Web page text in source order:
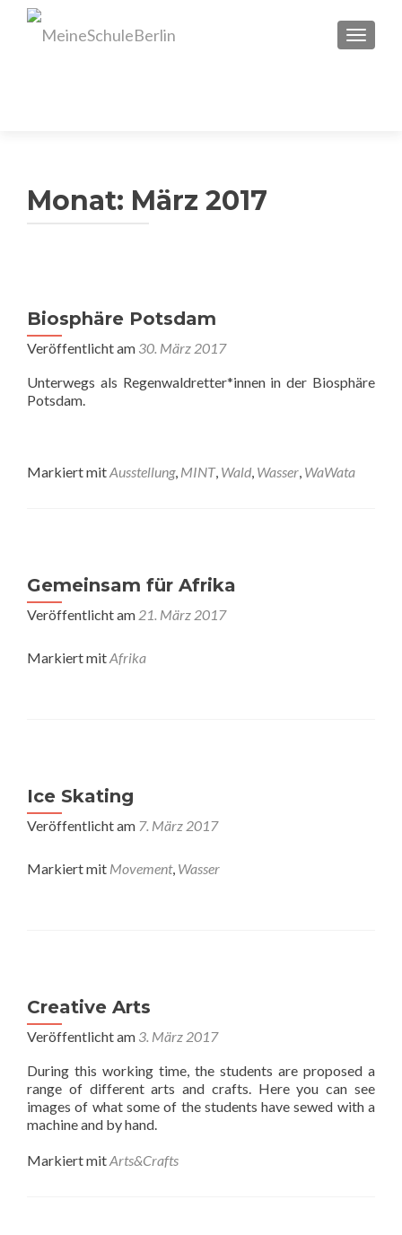
Monat: März 2017
Biosphäre Potsdam
Veröffentlicht am 30. März 2017
Unterwegs als Regenwaldretter*innen in der Biosphäre
Potsdam.
Markiert mitAusstellung, MINT, Wald, Wasser, WaWata
Gemeinsam für Afrika
Veröffentlicht am 21. März 2017
Markiert mitAfrika
Ice Skating
Veröffentlicht am 7. März 2017
Markiert mit Movement, Wasser
Creative Arts
Veröffentlicht am 3. März 2017
During this working time, the students are proposed a
range of different arts and crafts. Here you can see
images of what some of the students have sewed with a
machine and by hand.
Markiert mitArts&Crafts